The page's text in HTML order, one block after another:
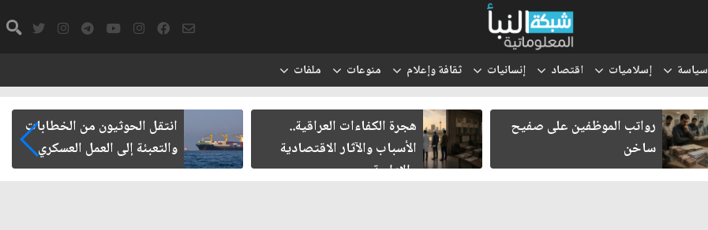
سياسة إسلاميات اقتصاد إنسانيات ثقافة وإعلام منوعات ملفات
رواتب الموظفين على صفيح
ساخن
هجرة الكفاءات العراقية..
الأسباب والآثار الاقتصادية
والإدارية
انتقل الحوثيون من الخطابات
والتعبئة إلى العمل العسكري